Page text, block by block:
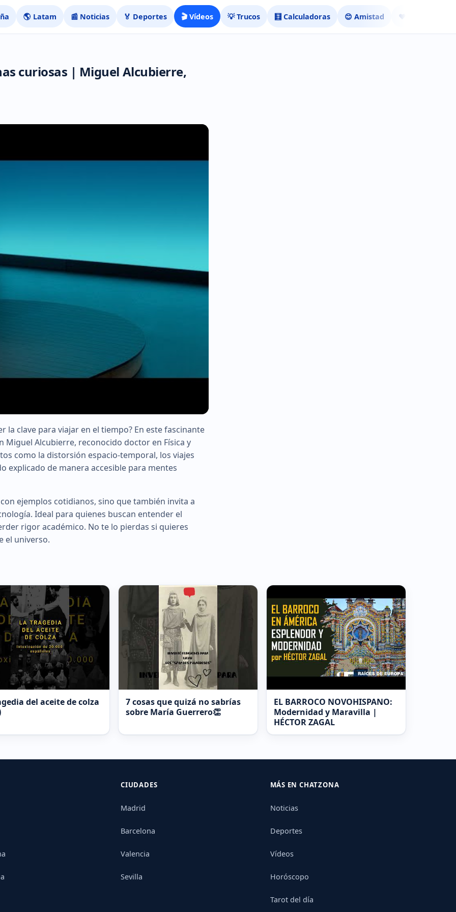
🌎 Latam 📰 Noticias 🏅 Deportes 🎬 Vídeos 💡 Trucos 🧮 Calculadoras 😊 Amistad ❤️ Ligar
curiosas | Miguel Alcubierre,
la clave para viajar en el tiempo? En este fascinante
Miguel Alcubierre, reconocido doctor en Física y
como la distorsión espacio-temporal, los viajes
explicado de manera accesible para mentes
ejemplos cotidianos, sino que también invita a
Ideal para quienes buscan entender el
rigor académico. No te lo pierdas si quieres
el universo.
del aceite de colza
7 cosas que quizá no sabrías
sobre María Guerrero👏
EL BARROCO NOVOHISPANO:
Modernidad y Maravilla |
HÉCTOR ZAGAL
CIUDADES
Madrid
Barcelona
Valencia
Sevilla
MÁS EN CHATZONA
Noticias
Deportes
Vídeos
Horóscopo
Tarot del día